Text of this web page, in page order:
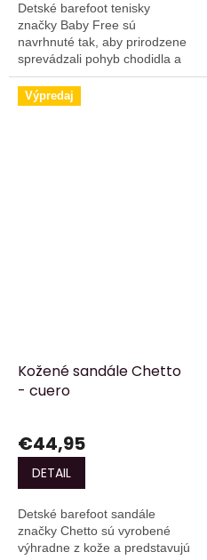
Detské barefoot tenisky
značky Baby Free sú
navrhnuté tak, aby prirodzene
sprevádzali pohyb chodidla a
poskytovali maximálne
pohodlie a ľahkosť.
Výpredaj
Kožené sandále Chetto
- cuero
€44,95
DETAIL
Detské barefoot sandále
značky Chetto sú vyrobené
výhradne z kože a predstavujú